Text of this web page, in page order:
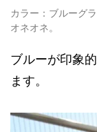
カラー：ブルーグ
オネオネ。
ブルーが印象
ます。